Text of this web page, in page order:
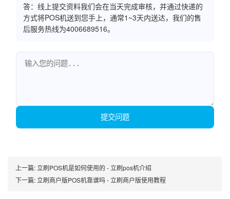
答：线上提交资料我们会在当天完成审核，并通过快递的
方式将POS机送到您手上，通常1~3天内送达，我们的售
后服务热线为4006689516。
提交问题
上一篇: 立刷POS机是如何使用的 - 立刷pos机介绍
下一篇: 立刷商户版POS机靠谱吗 - 立刷商户版使用教程